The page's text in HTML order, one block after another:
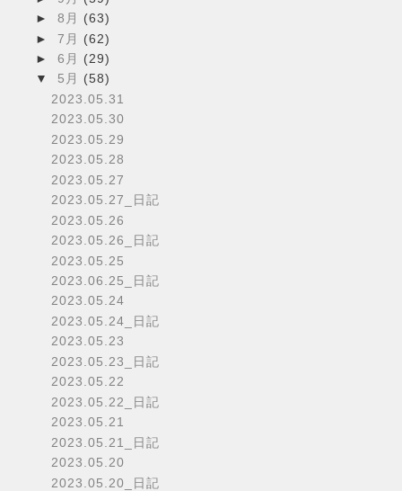
►8月 (63)
►7月 (62)
►6月 (29)
▼ 5月 (58)
2023.05.31
2023.05.30
2023.05.29
2023.05.28
2023.05.27
2023.05.27_日記
2023.05.26
2023.05.26_日記
2023.05.25
2023.06.25_日記
2023.05.24
2023.05.24_日記
2023.05.23
2023.05.23_日記
2023.05.22
2023.05.22_日記
2023.05.21
2023.05.21_日記
2023.05.20
2023.05.20_日記